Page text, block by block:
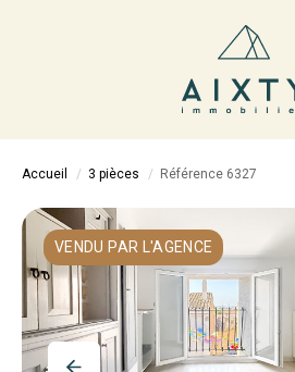
ACHETER
AIXTY & VOUS
Nos Agences
Nos Équipes
Accueil 3 pièces Référence 6327
VENDU PAR L'AGENCE